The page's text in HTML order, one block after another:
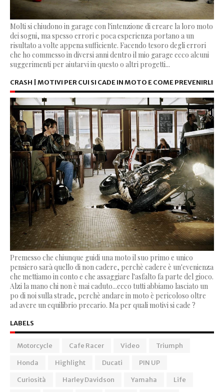
Molti si chiudono in garage con l'intenzione di creare la loro moto
dei sogni, ma spesso errori e poca esperienza portano a un
risultato a volte appena sufficiente. Facendo tesoro degli errori
che ho commesso in diversi anni dentro il mio garage ecco alcuni
suggerimenti per aiutarvi in questo o altri progetti...
CRASH | MOTIVI PER CUI SI CADE IN MOTO E COME PREVENIRLI
Premesso che chiunque guidi una moto il suo primo e unico
pensiero sarà quello di non cadere, perchè cadere è un'evenienza
che mettiamo in conto e che assaggiare l'asfalto fa parte del gioco.
Alzi la mano chi non è mai caduto...ecco tutti abbiamo lasciato un
po di noi sulla strade, perchè andare in moto è pericoloso oltre
ad avere un equilibrio precario. Ma per quali motivi si cade ?
LABELS
Motorcycle Cafe Racer Video
Triumph
Honda
Highlight Ducati
PIN UP
Curiosità
Harley Davidson Yamaha
Life